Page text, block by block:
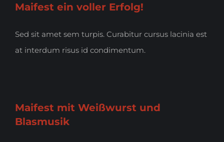
Maifest ein voller Erfolg!
Sed sit amet sem turpis. Curabitur cursus lacinia est
at interdum risus id condimentum.
Maifest mit Weißwurst und
Blasmusik